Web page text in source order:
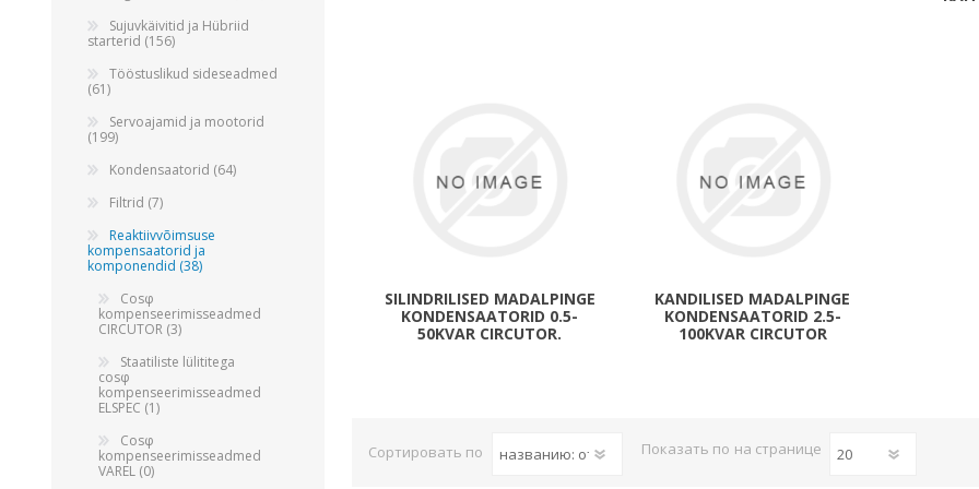
Vaskkaablid ja -juhtmed
Painduvad kontrollkaablid
Nõrkvoolukaablid
SILINDRILISED MADALPINGE
KONDENSAATORID 0.5-
50KVAR CIRCUTOR.
KANDILISED MADALPINGE
KONDENSAATORID 2.5-
100KVAR CIRCUTOR
Сортировать по Показать по на странице
Sujuvkäivitid ja Hübriid
starterid (156)
Tööstuslikud sideseadmed
(61)
Servoajamid ja mootorid
(199)
Kondensaatorid (64)
Filtrid (7)
Reaktiivvõimsuse
kompensaatorid ja
komponendid (38)
Cosφ
kompenseerimisseadmed
CIRCUTOR (3)
Staatiliste lülititega
cosφ
kompenseerimisseadmed
ELSPEC (1)
Cosφ
kompenseerimisseadmed
VAREL (0)